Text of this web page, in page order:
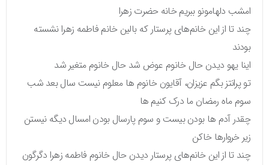
امشب دلهامونو ببریم خانه حضرت زهرا
چند تا از این خانم‌های پرستار که بالین خانم فاطمه زهرا نشسته
بودند
اینا یهو دیدن حال خانوم عوض شد حال خانوم متغیر شد
تو پرانتز بگم عزیزان، آقایون خانوم ها معلوم نیست سال بعد شب
سوم ماه رمضان ما درک کنیم ها
چقدر آدم ها بودن بيست و سوم پارسال بودن امسال دیگه نیستن
زیر خروارها خاکن
چند تا از این خانم‌های پرستار دیدن حال خانوم فاطمه زهرا دگرگون